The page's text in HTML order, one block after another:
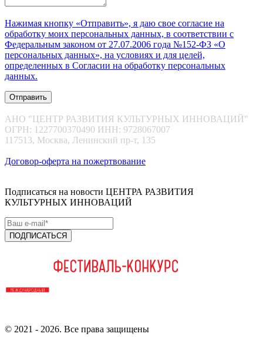
Нажимая кнопку «Отправить», я даю свое согласие на
обработку моих персональных данных, в соответствии с
Федеральным законом от 27.07.2006 года №152-ФЗ «О
персональных данных», на условиях и для целей,
определенных в Согласии на обработку персональных
данных.
Отправить
АНО "ЦЕНТР РАЗВИТИЯ КУЛЬТУРНЫХ ИННОВАЦИЙ"
ОГРН: 1227700370490 ИНН: 9728067007
117513, Москва, Ленинский пр-т, 135
Договор-оферта на пожертвование
Подписаться на новости ЦЕНТРА РАЗВИТИЯ
КУЛЬТУРНЫХ ИННОВАЦИЙ
ПОДПИСАТЬСЯ
© 2021 - 2026. Все права защищены